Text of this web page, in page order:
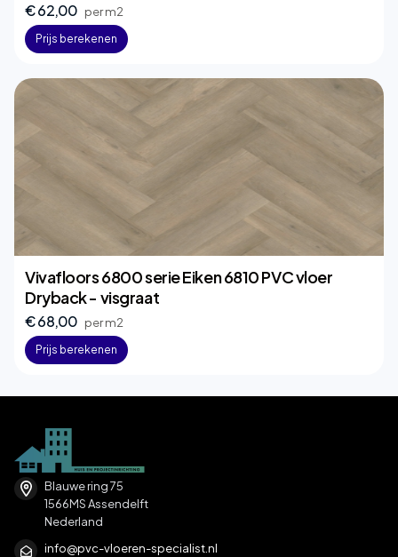
€ 62,00 per m2
Prijs berekenen
Vivafloors 6800 serie Eiken 6810 PVC vloer
Dryback - visgraat
€ 68,00 per m2
Prijs berekenen
Blauwe ring 75
1566MS Assendelft
Nederland
info@pvc-vloeren-specialist.nl